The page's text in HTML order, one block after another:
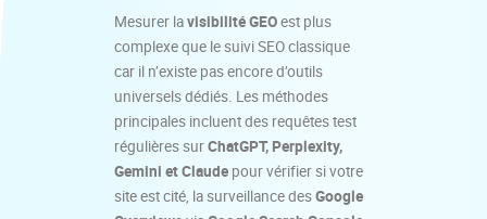
Mesurer lavisibilité GEOest plus
complexe que le suivi SEO classique
car il n’existe pas encore d’outils
universels dédiés. Les méthodes
principales incluent des requêtes test
régulières surChatGPT, Perplexity,
Gemini et Claudepour vérifier si votre
site est cité, la surveillance desGoogle